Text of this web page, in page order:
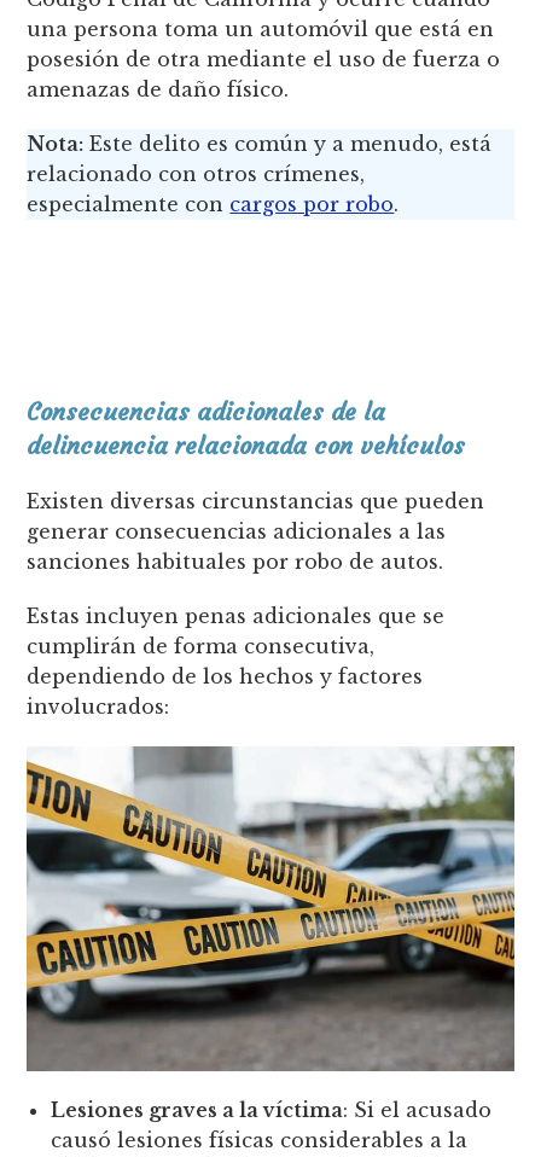
una persona toma un automóvil que está en
posesión de otra mediante el uso de fuerza o
amenazas de daño físico.
Nota: Este delito es común y a menudo, está
relacionado con otros crímenes,
especialmente con cargos por robo.
Consecuencias adicionales de la
delincuencia relacionada con vehículos
Existen diversas circunstancias que pueden
generar consecuencias adicionales a las
sanciones habituales por robo de autos.
Estas incluyen penas adicionales que se
cumplirán de forma consecutiva,
dependiendo de los hechos y factores
involucrados:
Lesiones graves a la víctima: Si el acusado
causó lesiones físicas considerables a la